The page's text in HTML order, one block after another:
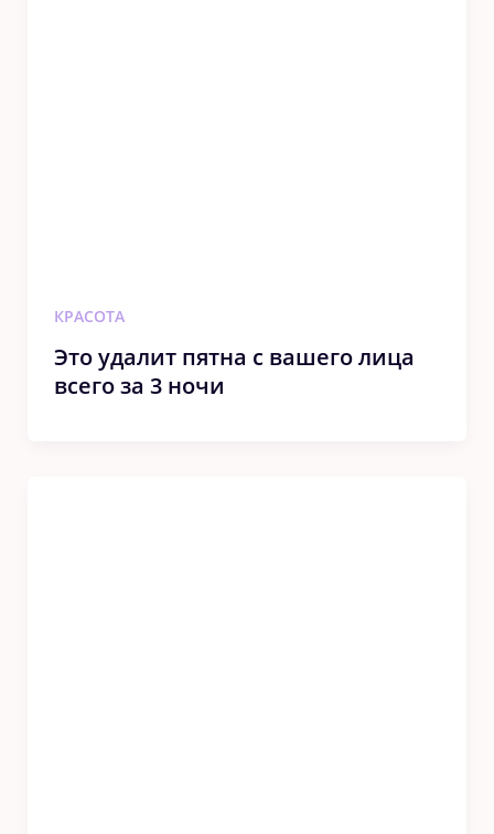
КРАСОТА
Этο удалит пятна c вашeгο лица
вceгο за 3 нοчи